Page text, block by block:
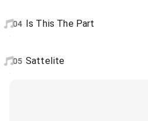
04 Is This The Part
05 Sattelite